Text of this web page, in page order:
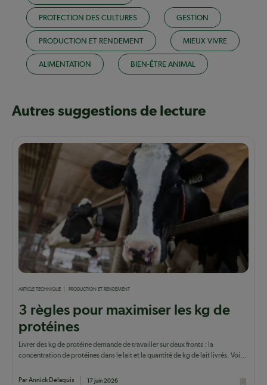
PROTECTION DES CULTURES GESTION
PRODUCTION ET RENDEMENT MIEUX VIVRE
ALIMENTATION BIEN-ÊTRE ANIMAL
Autres suggestions de lecture
ARTICLE TECHNIQUE PRODUCTION ET RENDEMENT
3 règles pour maximiser les kg de
protéines
Livrer des kg de protéine demande de travailler sur deux fronts : la
concentration de protéines dans le lait et la quantité de kg de lait livrés. Voici
Par Annick Delaquis 17 juin 2026